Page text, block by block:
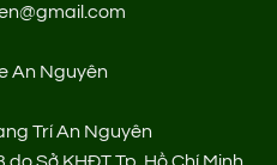
An Nguyên
Trí An Nguyên